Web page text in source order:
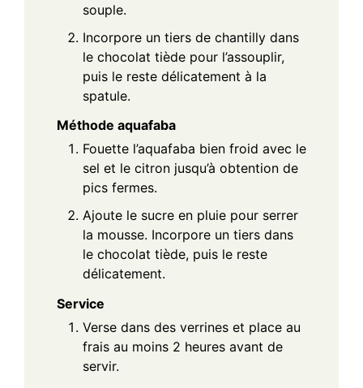
souple.
Incorpore un tiers de chantilly dans
le chocolat tiède pour l’assouplir,
puis le reste délicatement à la
spatule.
Méthode aquafaba
Fouette l’aquafaba bien froid avec le
sel et le citron jusqu’à obtention de
pics fermes.
Ajoute le sucre en pluie pour serrer
la mousse. Incorpore un tiers dans
le chocolat tiède, puis le reste
délicatement.
Service
Verse dans des verrines et place au
frais au moins 2 heures avant de
servir.